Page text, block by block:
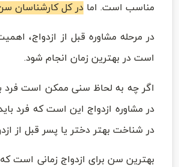
مناسب است. اما در کل کارشناسان سن
در مرحله مشاوره قبل از ازدواج،
است در بهترین زمان انجام شود.
اگر چه به لحاظ سنی ممکن است فرد
در مشاوره ازدواج این است که فرد
در شناخت بهتر دختر یا پسر قبل از
بهترین سن برای ازدواج زمانی است